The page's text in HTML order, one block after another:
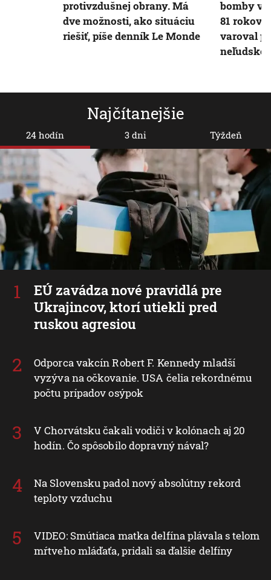
Najčítanejšie
24 hodín
EÚ zavádza nové pravidlá pre
Ukrajincov, ktorí utiekli pred
ruskou agresiou
Odporca vakcín Robert F. Kennedy mladší
vyzýva na očkovanie. USA čelia rekordnému
počtu prípadov osýpok
V Chorvátsku čakali vodiči v kolónach aj 20
hodín. Čo spôsobilo dopravný nával?
Na Slovensku padol nový absolútny rekord
teploty vzduchu
VIDEO: Smútiaca matka delfína plávala s telom
mŕtveho mláďaťa, pridali sa ďalšie delfíny
3 dni Týždeň
protivzdušnej obrany. Má
dve možnosti, ako situáciu
riešiť, píše denník Le Monde
bomby v
81 rokov.
varoval